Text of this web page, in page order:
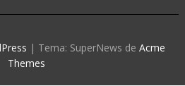
| Tema: SuperNews de Acme
Themes